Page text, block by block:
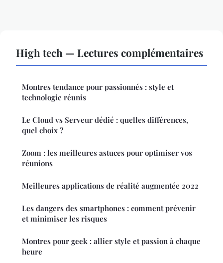
High tech — Lectures complémentaires
Montres tendance pour passionnés : style et
technologie réunis
Le Cloud vs Serveur dédié : quelles différences,
quel choix ?
Zoom : les meilleures astuces pour optimiser vos
réunions
Meilleures applications de réalité augmentée 2022
Les dangers des smartphones : comment prévenir
et minimiser les risques
Montres pour geek : allier style et passion à chaque
heure